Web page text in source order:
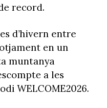
record.
d’hivern entre
en un
muntanya
a les
WELCOME2026.